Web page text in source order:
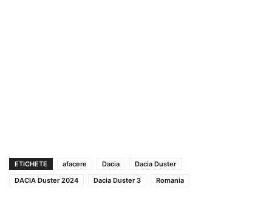
ETICHETE afacere Dacia
Dacia Duster
DACIA Duster 2024
Dacia Duster 3 Romania